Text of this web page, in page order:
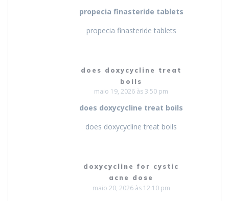
propecia finasteride tablets
propecia finasteride tablets
does doxycycline treat
boils
maio 19, 2026 às 3:50 pm
does doxycycline treat boils
does doxycycline treat boils
doxycycline for cystic
acne dose
maio 20, 2026 às 12:10 pm